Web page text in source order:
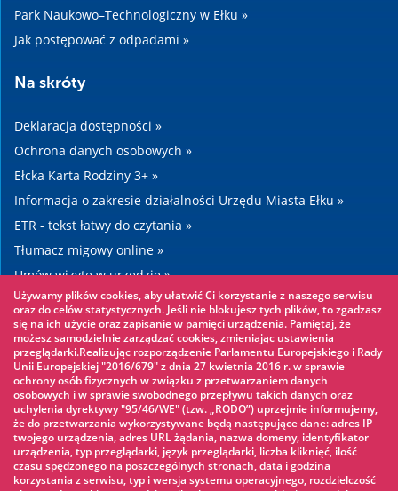
Park Naukowo–Technologiczny w Ełku »
Jak postępować z odpadami »
Na skróty
Deklaracja dostępności »
Ochrona danych osobowych »
Ełcka Karta Rodziny 3+ »
Informacja o zakresie działalności Urzędu Miasta Ełku »
ETR - tekst łatwy do czytania »
Tłumacz migowy online »
Umów wizytę w urzędzie »
Drogi »
Warto zobaczyć
Park linowy »
Park Wodny »
Lodowisko »
KINOECK »
Muzeum »
Używamy plików cookies, aby ułatwić Ci korzystanie z naszego serwisu
oraz do celów statystycznych. Jeśli nie blokujesz tych plików, to zgadzasz
się na ich użycie oraz zapisanie w pamięci urządzenia. Pamiętaj, że
możesz samodzielnie zarządzać cookies, zmieniając ustawienia
przeglądarki.Realizując rozporządzenie Parlamentu Europejskiego i Rady
Unii Europejskiej "2016/679" z dnia 27 kwietnia 2016 r. w sprawie
ochrony osób fizycznych w związku z przetwarzaniem danych
osobowych i w sprawie swobodnego przepływu takich danych oraz
uchylenia dyrektywy "95/46/WE" (tzw. „RODO”) uprzejmie informujemy,
że do przetwarzania wykorzystywane będą następujące dane: adres IP
twojego urządzenia, adres URL żądania, nazwa domeny, identyfikator
urządzenia, typ przeglądarki, język przeglądarki, liczba kliknięć, ilość
czasu spędzonego na poszczególnych stronach, data i godzina
korzystania z serwisu, typ i wersja systemu operacyjnego, rozdzielczość